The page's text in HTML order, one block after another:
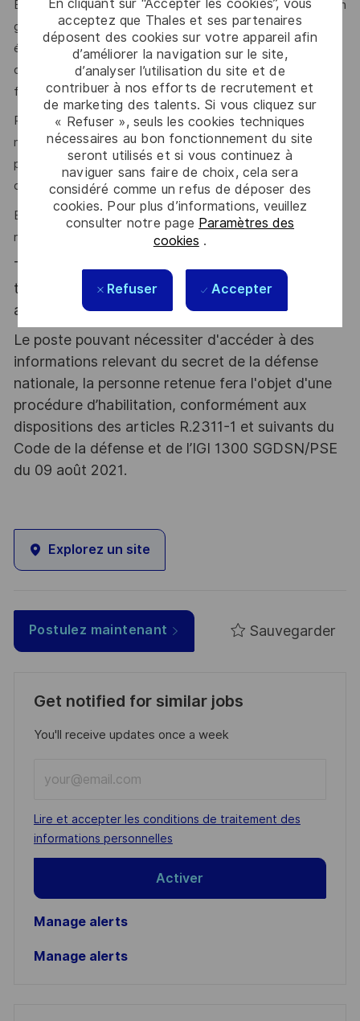
En cliquant sur “Accepter les cookies”, vous
acceptez que Thales et ses partenaires
déposent des cookies sur votre appareil afin
d’améliorer la navigation sur le site,
d’analyser l’utilisation du site et de
contribuer à nos efforts de recrutement et
de marketing des talents. Si vous cliquez sur
« Refuser », seuls les cookies techniques
nécessaires au bon fonctionnement du site
seront utilisés et si vous continuez à
naviguer sans faire de choix, cela sera
considéré comme un refus de déposer des
cookies. Pour plus d’informations, veuillez
consulter notre page Paramètres des
cookies .
Refuser Accepter
En rejoignant Thales Services Numériques, vous intégrez un
grand groupe et ses avantages mais également des
équipes locales à taille humaine, dynamiques et motivées,
où le management de proximité et la bienveillance
favorisent l’épanouissement et la réussite de chacun.
Pour poursuivre notre développement sur le site de Brest,
nous recherchons les talents d'aujourd'hui et de demain :
professionnels passionnés, motivés, prêts à relever les
défis de nos secteurs d'activité et à grandir avec nous.
Ensemble, grâce à votre expertise et votre engagement,
relevons les défis et construisons l’avenir !
Thales, entreprise Handi-Engagée, reconnait
tous les talents. La diversité est notre meilleur
atout. Postulez et rejoignez nous !
Le poste pouvant nécessiter d'accéder à des
informations relevant du secret de la défense
nationale, la personne retenue fera l'objet d'une
procédure d’habilitation, conformément aux
dispositions des articles R.2311-1 et suivants du
Code de la défense et de l’IGI 1300 SGDSN/PSE
du 09 août 2021.
Explorez un site
Postulez maintenant Sauvegarder
Get notified for similar jobs
You'll receive updates once a week
Email
address
(Required)
Required
Lire et accepter les conditions de traitement des
informations personnelles
Activer
Manage alerts
Manage alerts